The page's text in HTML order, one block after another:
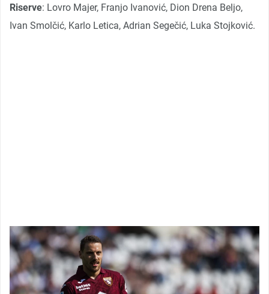
Riserve: Lovro Majer, Franjo Ivanović, Dion Drena Beljo,
Ivan Smolčić, Karlo Letica, Adrian Segečić, Luka Stojković.